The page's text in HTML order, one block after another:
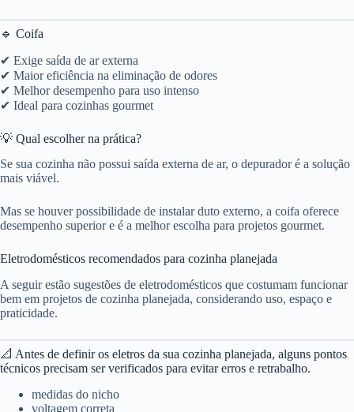
🔹 Coifa
✔ Exige saída de ar externa
✔ Maior eficiência na eliminação de odores
✔ Melhor desempenho para uso intenso
✔ Ideal para cozinhas gourmet
💡 Qual escolher na prática?
Se sua cozinha não possui saída externa de ar, o depurador é a solução
mais viável.
Mas se houver possibilidade de instalar duto externo, a coifa oferece
desempenho superior e é a melhor escolha para projetos gourmet.
Eletrodomésticos recomendados para cozinha planejada
A seguir estão sugestões de eletrodomésticos que costumam funcionar
bem em projetos de cozinha planejada, considerando uso, espaço e
praticidade.
📐 Antes de definir os eletros da sua cozinha planejada, alguns pontos
técnicos precisam ser verificados para evitar erros e retrabalho.
medidas do nicho
voltagem correta